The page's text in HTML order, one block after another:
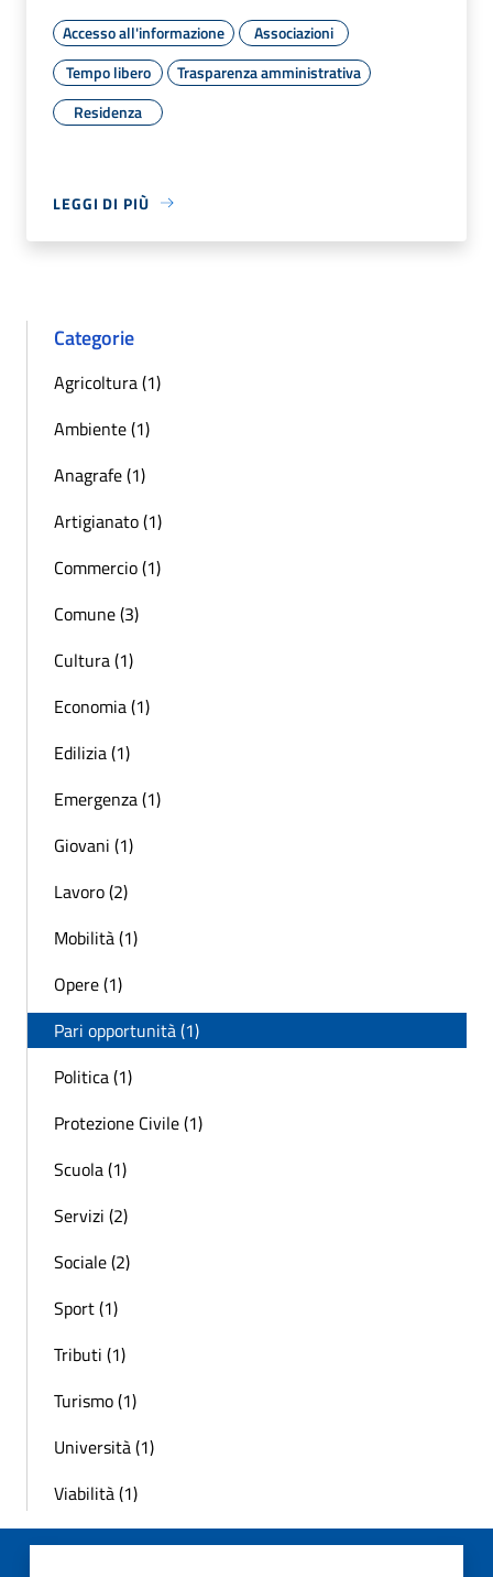
Accesso all'informazione
Associazioni
Tempo libero
Trasparenza amministrativa
Residenza
LEGGI DI PIÙ
Categorie
Agricoltura (1)
Ambiente (1)
Anagrafe (1)
Artigianato (1)
Commercio (1)
Comune (3)
Cultura (1)
Economia (1)
Edilizia (1)
Emergenza (1)
Giovani (1)
Lavoro (2)
Mobilità (1)
Opere (1)
Pari opportunità (1)
Politica (1)
Protezione Civile (1)
Scuola (1)
Servizi (2)
Sociale (2)
Sport (1)
Tributi (1)
Turismo (1)
Università (1)
Viabilità (1)